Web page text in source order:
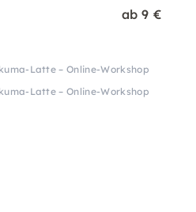
ab 9 €
Latte – Online-Workshop
Latte – Online-Workshop